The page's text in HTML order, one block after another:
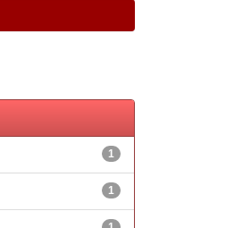
1
1